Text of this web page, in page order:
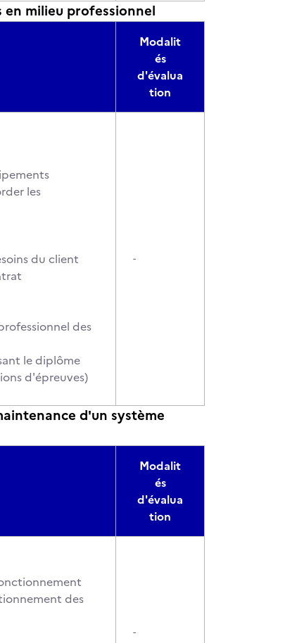
en milieu professionnel
Modalit
és
d'évalua
tion
les
du client
des
le diplôme
d'épreuves)
-
d'un système
Modalit
és
d'évalua
tion
des
-